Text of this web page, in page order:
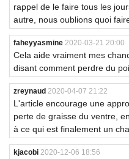
rappel de le faire tous les
autre, nous oublions quoi
faheyyasmine 2020-03-21 20:00
Cela aide vraiment mes
disant comment perdre du
zreynaud 2020-04-07 21:22
L'article encourage une
perte de graisse du ventre,
à ce qui est finalement un
kjacobi 2020-12-06 18:56